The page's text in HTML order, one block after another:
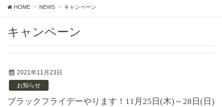
HOME NEWS キャンペーン
キャンペーン
2021年11月23日
お知らせ
ブラックフライデーやります！11月25日(木)～28日(日)